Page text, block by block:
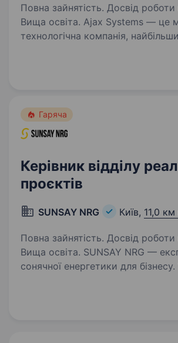
Повна зайнятість. Досвід роботи
Вища освіта. Ajax Systems — це міжнародна
технологічна компанія,
Гаряча
Керівник відділу
проєктів
SUNSAY NRG Київ, 11,0 км
Повна зайнятість. Досвід роботи
Вища освіта. SUNSAY NRG — експерт у сфері
сонячної енергетики для